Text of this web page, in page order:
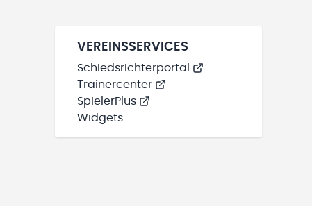
VEREINSSERVICES
Schiedsrichterportal
Trainercenter
SpielerPlus
Widgets